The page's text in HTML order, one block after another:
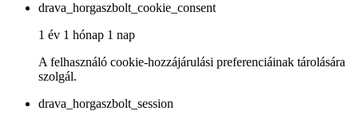
drava_horgaszbolt_cookie_consent
1 év 1 hónap 1 nap
A felhasználó cookie-hozzájárulási preferenciáinak tárolására
szolgál.
drava_horgaszbolt_session